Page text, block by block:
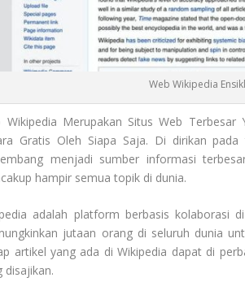
Web Wikipedia
Wikipedia Merupakan Situs Web Terbesar
Gratis Oleh Siapa Saja. Di dirikan
menjadi sumber informasi
hampir semua topik di dunia.
adalah platform berbasis kolaborasi
jutaan orang di seluruh dunia
artikel yang ada di Wikipedia dapat di
disajikan.